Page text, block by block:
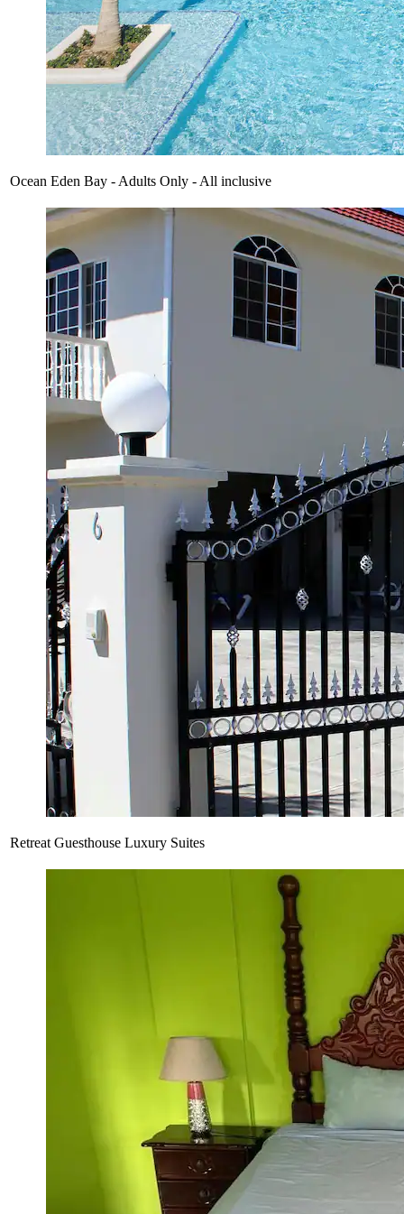
Ocean Eden Bay - Adults Only - All inclusive
Retreat Guesthouse Luxury Suites